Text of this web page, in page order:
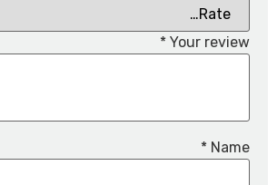
Your review
*
Name
*